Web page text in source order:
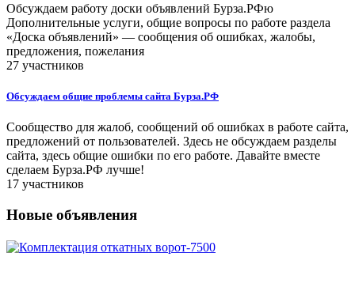
Обсуждаем работу доски объявлений Бурза.РФю
Дополнительные услуги, общие вопросы по работе раздела
«Доска объявлений» — сообщения об ошибках, жалобы,
предложения, пожелания
27 участников
Обсуждаем общие проблемы сайта Бурза.РФ
Сообщество для жалоб, сообщений об ошибках в работе сайта,
предложений от пользователей. Здесь не обсуждаем разделы
сайта, здесь общие ошибки по его работе. Давайте вместе
сделаем Бурза.РФ лучше!
17 участников
Новые объявления